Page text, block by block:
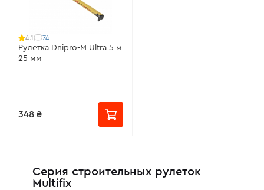
4.1 74
Рулетка Dnipro-M Ultra 5 м
25 мм
348 ₴
Серия строительных рулеток
Multifix